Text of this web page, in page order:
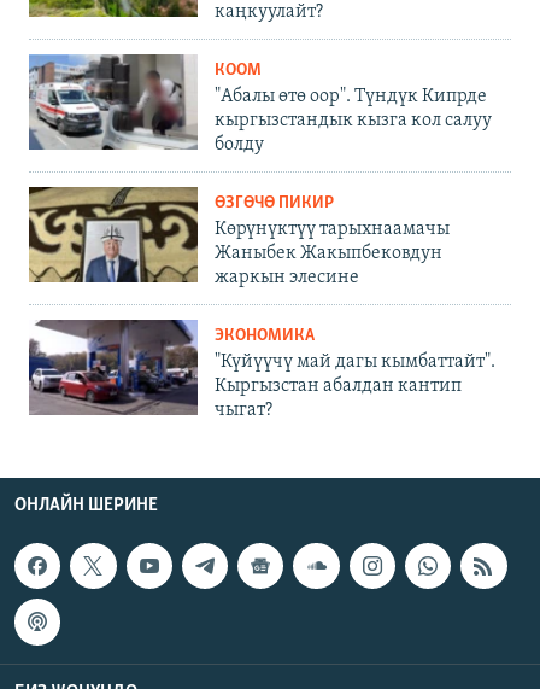
каңкуулайт?
КООМ
"Абалы өтө оор". Түндүк Кипрде
кыргызстандык кызга кол салуу
болду
ӨЗГӨЧӨ ПИКИР
Көрүнүктүү тарыхнаамачы
Жаныбек Жакыпбековдун
жаркын элесине
ЭКОНОМИКА
"Күйүүчү май дагы кымбаттайт".
Кыргызстан абалдан кантип
чыгат?
ОНЛАЙН ШЕРИНЕ